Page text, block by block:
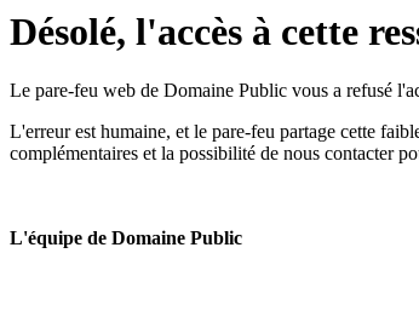
Désolé, l'accès à cette
Le pare-feu web de Domaine Public vous a refusé
L'erreur est humaine, et le pare-feu partage cette
complémentaires et la possibilité de nous contacter
L'équipe de Domaine Public